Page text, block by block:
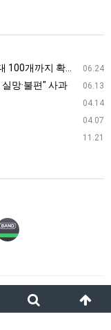
06.24
표성이나 거래량을 고려해 선정할 계획이다.
06.13
망·불편" 사과
04.14
04.07
11.21